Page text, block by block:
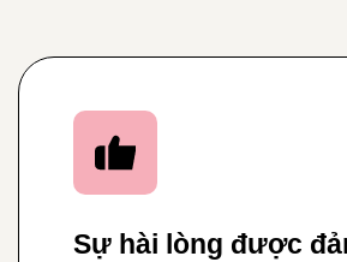
Sự hài lòng được